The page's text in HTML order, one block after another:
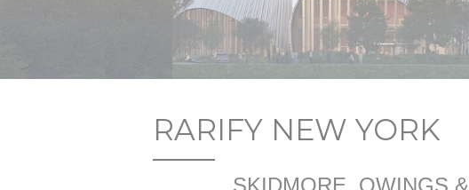
RARIFY NEW YORK